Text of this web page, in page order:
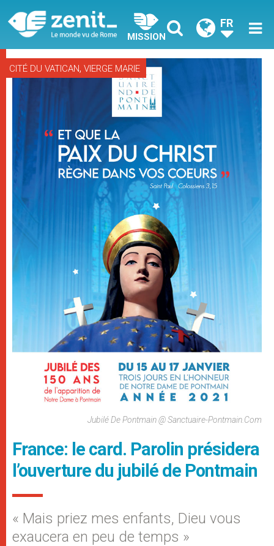
MISSION
FR
CITÉ DU VATICAN, VIERGE MARIE
Jubilé De Pontmain @ Sanctuaire-Pontmain.com
France: le card. Parolin présidera
l’ouverture du jubilé de Pontmain
« Mais priez mes enfants, Dieu vous
exaucera en peu de temps »